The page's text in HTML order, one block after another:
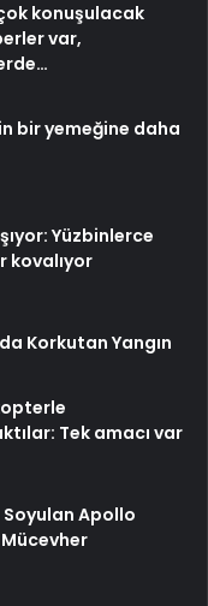
konuşulacak
var,
bir yemeğine daha
Yüzbinlerce
kovalıyor
Korkutan Yangın
Tek amacı var
Soyulan Apollo